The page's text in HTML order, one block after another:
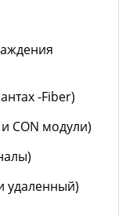
-Fiber)
CON модули)
удаленный)